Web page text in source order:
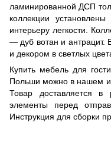
ламинированной ДСП
коллекции
интерьеру легкости.
— дуб вотан и антрацит.
и декором в светлых
Купить мебель для
Польши можно в нашем
Товар доставляется
элементы перед
Инструкция для сборки